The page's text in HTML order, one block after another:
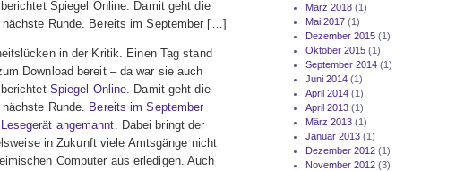
Spiegel Online. Damit geht die
Runde. Bereits im September […]
in der Kritik. Einen Tag stand
Download bereit – da war sie auch
Spiegel Online. Damit geht die
Runde. Bereits im September
angemahnt. Dabei bringt der
in Zukunft viele Amtsgänge nicht
Computer aus erledigen. Auch
März 2018(1)
Mai 2017(1)
Dezember 2015(1)
Oktober 2015(1)
September 2014(1)
Juni 2014(1)
April 2014(1)
April 2013(1)
März 2013(1)
Januar 2013(1)
Dezember 2012(1)
November 2012(3)